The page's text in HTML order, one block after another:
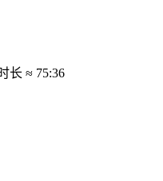
长 ≈ 75:36